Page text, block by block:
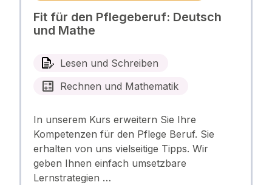
Fit für den Pflegeberuf: Deutsch
und Mathe
Lesen und Schreiben
Rechnen und Mathematik
In unserem Kurs erweitern Sie Ihre
Kompetenzen für den Pflege Beruf. Sie
erhalten von uns vielseitige Tipps. Wir
geben Ihnen einfach umsetzbare
Lernstrategien …